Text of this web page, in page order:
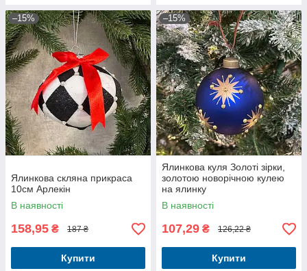
–15%
Ялинкова скляна прикраса
10см Арлекін
В наявності
158,95 ₴ 187 ₴
Купити
–15%
Ялинкова куля Золоті зірки,
золотою новорічною кулею
на ялинку
В наявності
107,29 ₴ 126,22 ₴
Купити